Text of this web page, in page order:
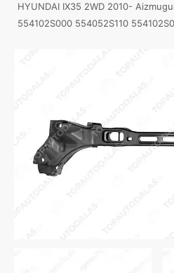
HYUNDAI IX35 2WD 2010-
554102S000 554052S110